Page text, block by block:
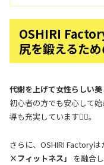
OSHIRI
尻を鍛えるた
代謝を上げて女性らしい
初心者の方でも安心して
導も充実しています🏋️‍♀️。
さらに、OSHIRI Factoryは
×フィットネス」
を融合